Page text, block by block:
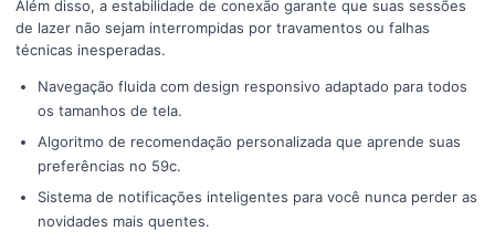
Além disso, a estabilidade de conexão garante que suas sessões
de lazer não sejam interrompidas por travamentos ou falhas
técnicas inesperadas.
Navegação fluida com design responsivo adaptado para todos
os tamanhos de tela.
Algoritmo de recomendação personalizada que aprende suas
preferências no 59c.
Sistema de notificações inteligentes para você nunca perder as
novidades mais quentes.